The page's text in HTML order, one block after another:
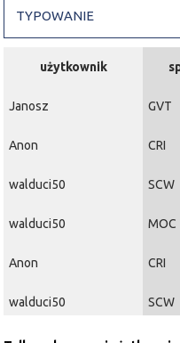
TYPOWANIE
użytkownik
Janosz GVT
Anon CRI
walduci50 SCW
walduci50 MOC
Anon CRI
walduci50 SCW